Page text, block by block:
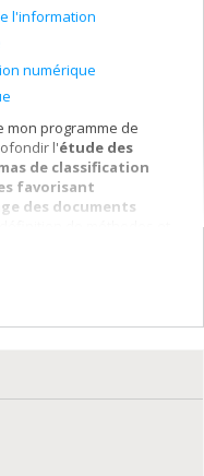
l'information
numérique
mon programme de
l'étude des
de classification
favorisant
des documents
visera à répondre à
dans la communauté
d'outils de classification
répondre aux besoins
pouvant être très
de recherche
contemporaines